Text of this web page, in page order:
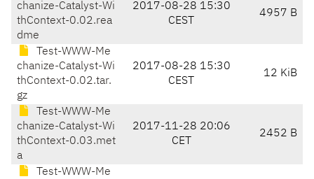
chanize-Catalyst-Wi
thContext-0.02.rea
dme
2017-08-28 15:30
CEST
4957 B
Test-WWW-Me
chanize-Catalyst-Wi
thContext-0.02.tar.
gz
2017-08-28 15:30
CEST
12 KiB
Test-WWW-Me
chanize-Catalyst-Wi
thContext-0.03.met
a
2017-11-28 20:06
CET
2452 B
Test-WWW-Me